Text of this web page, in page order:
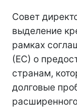
Совет
выделение
рамках
(ЕС) о
странам,
долговые